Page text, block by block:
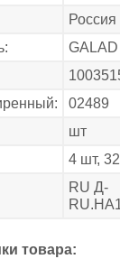
Россия
GALAD
02489
шт
4 шт,
RU Д-
товара: